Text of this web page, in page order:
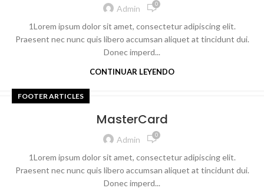
Admin 0
1Lorem ipsum dolor sit amet, consectetur adipiscing elit.
Praesent nec nunc quis libero accumsan aliquet at tincidunt dui.
Donec imperd...
CONTINUAR LEYENDO
FOOTER ARTICLES
MasterCard
Admin 0
1Lorem ipsum dolor sit amet, consectetur adipiscing elit.
Praesent nec nunc quis libero accumsan aliquet at tincidunt dui.
Donec imperd...